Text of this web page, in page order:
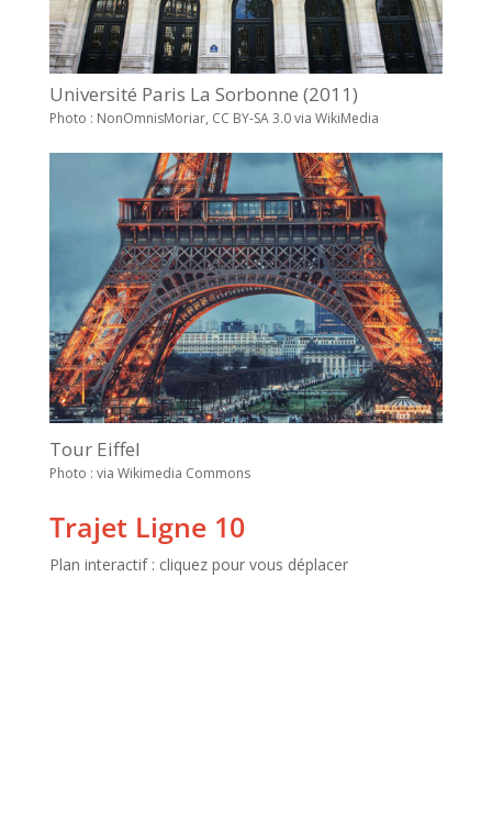
Université Paris La Sorbonne (2011)
Photo : NonOmnisMoriar, CC BY-SA 3.0 via WikiMedia
Tour Eiffel
Photo : via Wikimedia Commons
Trajet Ligne 10
Plan interactif : cliquez pour vous déplacer